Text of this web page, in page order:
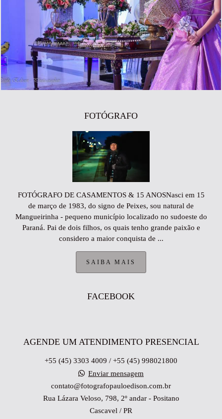
1086 84
FOTÓGRAFO
FOTÓGRAFO DE CASAMENTOS & 15 ANOSNasci em 15
de março de 1983, do signo de Peixes, sou natural de
Mangueirinha - pequeno município localizado no sudoeste do
Paraná. Pai de dois filhos, os quais tenho grande paixão e
considero a maior conquista de ...
SAIBA MAIS
FACEBOOK
AGENDE UM ATENDIMENTO PRESENCIAL
+55 (45) 3303 4009 / +55 (45) 998021800
Enviar mensagem
contato@fotografopauloedison.com.br
Rua Lázara Veloso, 798, 2º andar - Positano
Cascavel / PR